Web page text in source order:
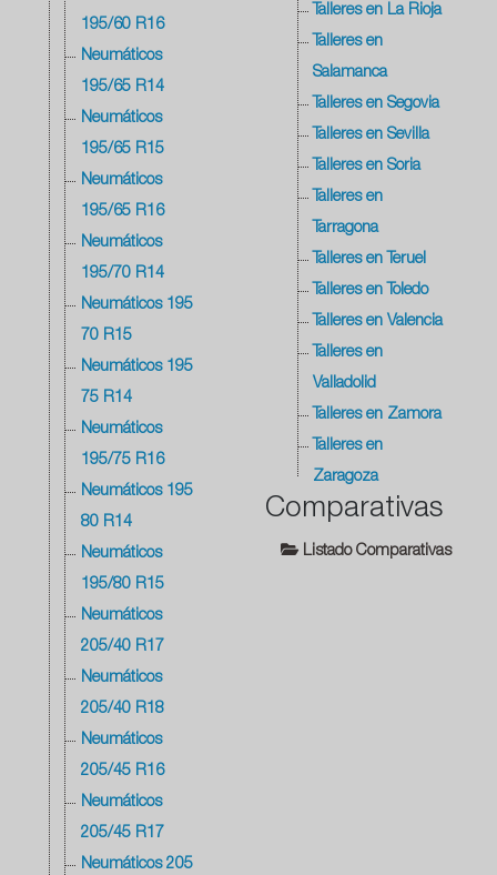
195/60 R16
Neumáticos
195/65 R14
Neumáticos
195/65 R15
Neumáticos
195/65 R16
Neumáticos
195/70 R14
Neumáticos 195
70 R15
Neumáticos 195
75 R14
Neumáticos
195/75 R16
Neumáticos 195
80 R14
Neumáticos
195/80 R15
Neumáticos
205/40 R17
Neumáticos
205/40 R18
Neumáticos
205/45 R16
Neumáticos
205/45 R17
Neumáticos 205
Talleres en La Rioja
Talleres en
Salamanca
Talleres en Segovia
Talleres en Sevilla
Talleres en Soria
Talleres en
Tarragona
Talleres en Teruel
Talleres en Toledo
Talleres en Valencia
Talleres en
Valladolid
Talleres en Zamora
Talleres en
Zaragoza
Comparativas
Listado Comparativas